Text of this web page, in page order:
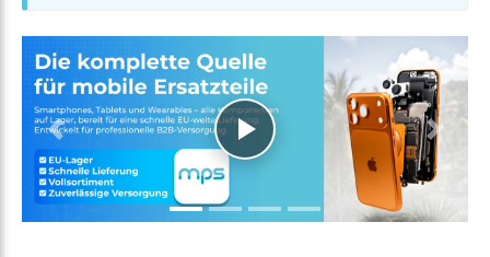
Previous Next